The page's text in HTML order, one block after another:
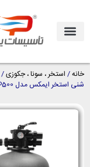
خانه/ استخر ، سونا ، جکوزی/
شنی استخر ایمکس مدل P500